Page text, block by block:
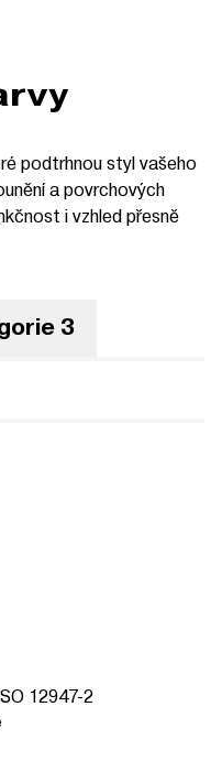
podtrhnou styl vašeho
a povrchových
i vzhled přesně
3
12947-2